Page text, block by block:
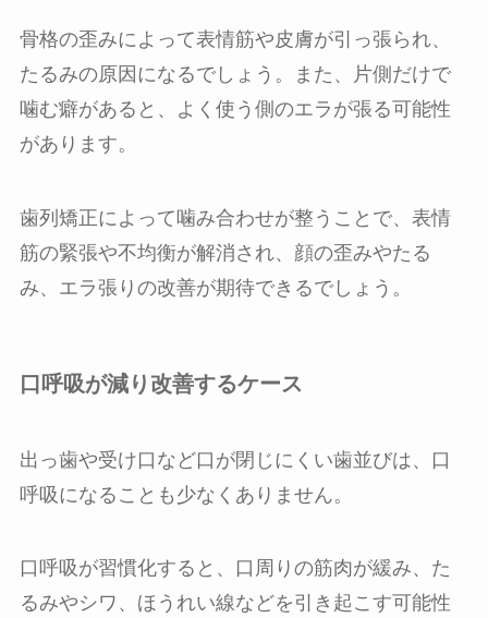
骨格の歪みによって表情筋や皮膚が引っ張られ、
たるみの原因になるでしょう。また、片側だけで
噛む癖があると、よく使う側のエラが張る 可能性
があります。
歯列矯正によって噛み合わせが整うことで、表情
筋の緊張や不均衡が解消され、顔の歪みやたる
み、エラ張りの改善が期待できるでしょう。
口呼吸が減り改善するケース
出っ歯や受け口など口が閉じにくい歯並びは、口
呼吸になることも少なくありません。
口呼吸が習慣化すると、口周りの筋肉が緩み、た
るみやシワ、ほうれい線などを引き起こす可能性